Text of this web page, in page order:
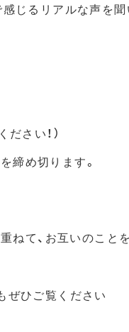
じるリアルな声を聞
さい！）
締め切ります。
ねて、お互いのこと
ぜひご覧ください